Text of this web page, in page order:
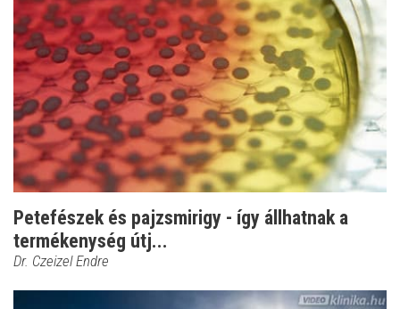
Petefészek és pajzsmirigy - így állhatnak a
termékenység útj...
Dr. Czeizel Endre